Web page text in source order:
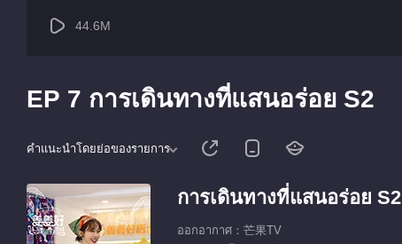
44.6M
EP 7 การเดินทางที่แสนอร่อย S2
คำแนะนำโดยย่อของรายการ
การเดินทางที่แสนอร่อย S2
ออกอากาศ：芒果TV